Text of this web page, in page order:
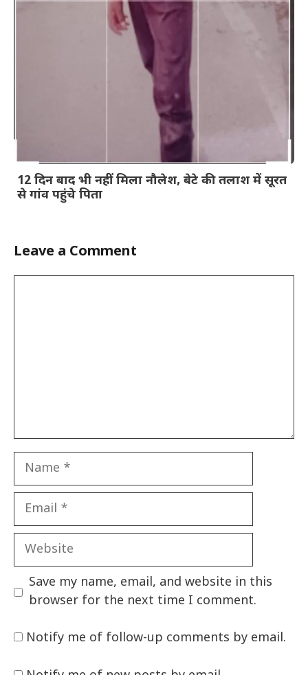
12 दिन बाद भी नहीं मिला नौलेश, बेटे की तलाश में सूरत
से गांव पहुंचे पिता
Leave a Comment
Name
Email
Website
Save my name, email, and website in this
browser for the next time I comment.
Notify me of follow-up comments by email.